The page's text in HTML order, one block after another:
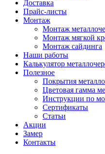
Доставка
Прайс-листы
Монтаж
Монтаж
Монтаж мягкой
Монтаж сайдинга
Наши работы
Калькулятор
Полезное
Покрытия
Цветовая гамма
Инструкции по
Сертификаты
Статьи
Акции
Замер
Контакты